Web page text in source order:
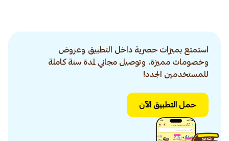
استمتع بميزات حصرية داخل التطبيق وعروض
وخصومات مميزة. وتوصيل مجاني لمدة سنة كاملة
للمستخدمين الجدد!
حمل التطبيق الآن